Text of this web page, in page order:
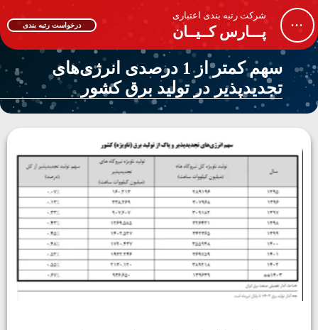
...
شرکت رتبه بندی اعتباری
پـــارس کــیــان درخواست رتبه بندی
سهم کمتر از 1 درصدی انرژی‌های
تجدیدپذیر در تولید برق کشور